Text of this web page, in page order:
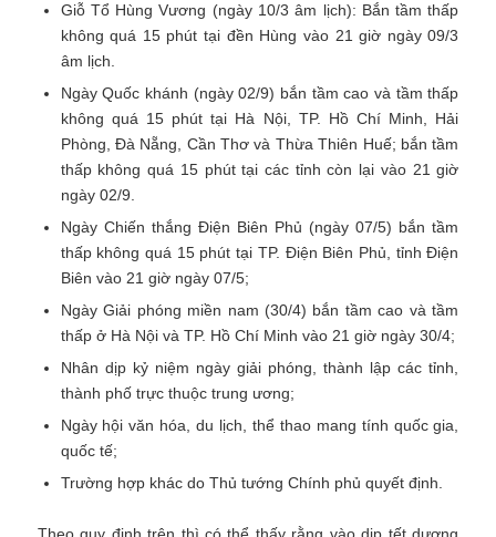
Giỗ Tổ Hùng Vương (ngày 10/3 âm lịch): Bắn tầm thấp
không quá 15 phút tại đền Hùng vào 21 giờ ngày 09/3
âm lịch.
Ngày Quốc khánh (ngày 02/9) bắn tầm cao và tầm thấp
không quá 15 phút tại Hà Nội, TP. Hồ Chí Minh, Hải
Phòng, Đà Nẵng, Cần Thơ và Thừa Thiên Huế; bắn tầm
thấp không quá 15 phút tại các tỉnh còn lại vào 21 giờ
ngày 02/9.
Ngày Chiến thắng Điện Biên Phủ (ngày 07/5) bắn tầm
thấp không quá 15 phút tại TP. Điện Biên Phủ, tỉnh Điện
Biên vào 21 giờ ngày 07/5;
Ngày Giải phóng miền nam (30/4) bắn tầm cao và tầm
thấp ở Hà Nội và TP. Hồ Chí Minh vào 21 giờ ngày 30/4;
Nhân dịp kỷ niệm ngày giải phóng, thành lập các tỉnh,
thành phố trực thuộc trung ương;
Ngày hội văn hóa, du lịch, thể thao mang tính quốc gia,
quốc tế;
Trường hợp khác do Thủ tướng Chính phủ quyết định.